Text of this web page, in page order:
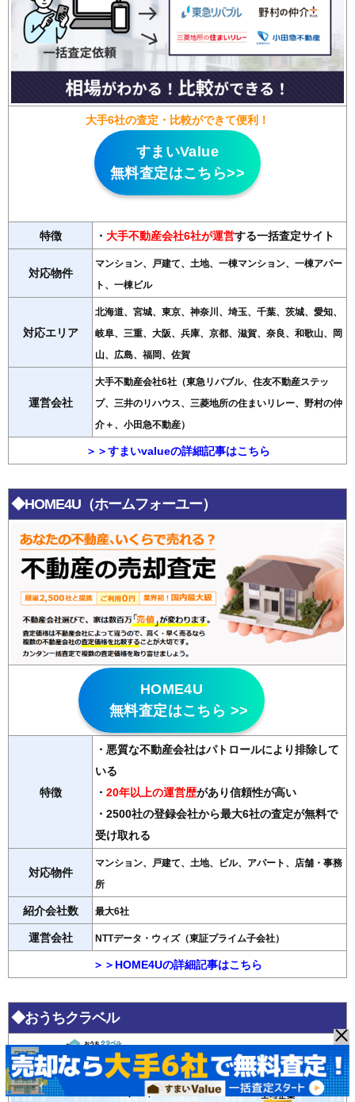
大手6社の査定・比較ができて便利！
すまいValue
無料査定はこちら>>
特徴 ・ 大手不動産会社6社が運営する一括査定サイト
対応物件
マンション、戸建て、土地、一棟マンション、一棟アパー
ト、一棟ビル
対応エリア
北海道、宮城、東京、神奈川、埼玉、千葉、茨城、愛知、
岐阜、三重、大阪、兵庫、京都、滋賀、奈良、和歌山、岡
山、広島、福岡、佐賀
運営会社
大手不動産会社6社（東急リバブル、住友不動産ステッ
プ、三井のリハウス、三菱地所の住まいリレー、野村の仲
介＋、小田急不動産）
＞＞すまいvalueの詳細記事はこちら
◆HOME4U（ホームフォーユー）
HOME4U
無料査定はこちら >>
特徴
・悪質な不動産会社はパトロールにより排除して
いる
・ 20年以上の運営歴があり信頼性が高い
・2500社の登録会社から最大6社の査定が無料で
受け取れる
対応物件
マンション、戸建て、土地、ビル、アパート、店舗・事務
所
紹介会社数 最大6社
運営会社 NTTデータ・ウィズ（東証プライム子会社）
＞＞HOME4Uの詳細記事はこちら
◆おうちクラベル